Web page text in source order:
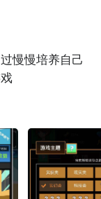
慢慢培养自己